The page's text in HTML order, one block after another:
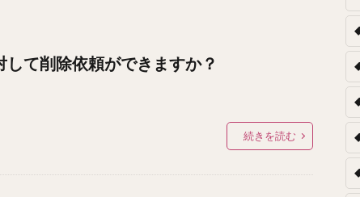
て削除依頼ができますか？
続きを読む